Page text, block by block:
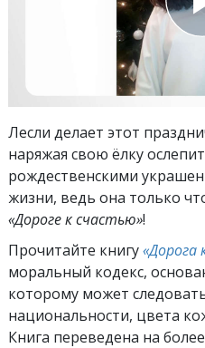
Лесли делает этот
наряжая свою ёлку
рождественскими
жизни, ведь она только
«Дороге к счастью»!
Прочитайте книгу«Дорога
моральный кодекс,
которому может
национальности, цвета
Книга переведена на